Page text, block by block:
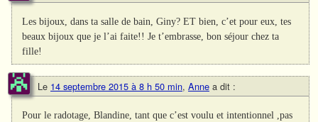
Les bijoux, dans ta salle de bain, Giny? ET bien, c’et pour eux, tes
beaux bijoux que je l’ai faite!! Je t’embrasse, bon séjour chez ta
fille!
Le 14 septembre 2015 à 8 h 50 min, Anne a dit :
Pour le radotage, Blandine, tant que c’est voulu et intentionnel ,pas